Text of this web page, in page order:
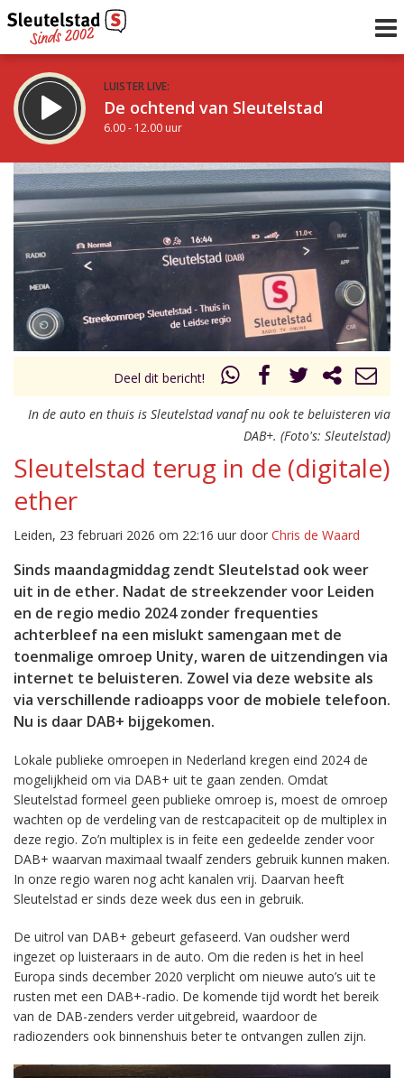
LUISTER LIVE:
De ochtend van Sleutelstad
6.00 - 12.00 uur
STRAKS:
De middag van Sleutelstad
12.00 - 18.00 uur
Vorig uur
uur 1 van 0 Volgend uur
Deel dit bericht!
In de auto en thuis is Sleutelstad vanaf nu ook te beluisteren via
DAB+. (Foto's: Sleutelstad)
Sleutelstad terug in de (digitale)
ether
Leiden, 23 februari 2026 om 22:16 uur door Chris de Waard
Sinds maandagmiddag zendt Sleutelstad ook weer
uit in de ether. Nadat de streekzender voor Leiden
en de regio medio 2024 zonder frequenties
achterbleef na een mislukt samengaan met de
toenmalige omroep Unity, waren de uitzendingen via
internet te beluisteren. Zowel via deze website als
via verschillende radioapps voor de mobiele telefoon.
Nu is daar DAB+ bijgekomen.
Lokale publieke omroepen in Nederland kregen eind 2024 de
mogelijkheid om via DAB+ uit te gaan zenden. Omdat
Sleutelstad formeel geen publieke omroep is, moest de omroep
wachten op de verdeling van de restcapaciteit op de multiplex in
deze regio. Zo’n multiplex is in feite een gedeelde zender voor
DAB+ waarvan maximaal twaalf zenders gebruik kunnen maken.
In onze regio waren nog acht kanalen vrij. Daarvan heeft
Sleutelstad er sinds deze week dus een in gebruik.
De uitrol van DAB+ gebeurt gefaseerd. Van oudsher werd
ingezet op luisteraars in de auto. Om die reden is het in heel
Europa sinds december 2020 verplicht om nieuwe auto’s uit te
rusten met een DAB+-radio. De komende tijd wordt het bereik
van de DAB-zenders verder uitgebreid, waardoor de
radiozenders ook binnenshuis beter te ontvangen zullen zijn.